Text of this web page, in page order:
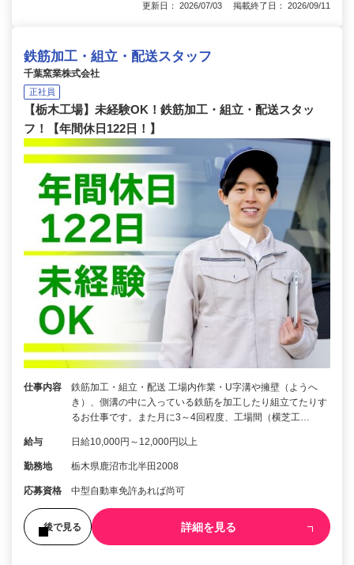
更新日： 2026/07/03 掲載終了日： 2026/09/11
鉄筋加工・組立・配送スタッフ
千葉窯業株式会社
正社員
【栃木工場】未経験OK！鉄筋加工・組立・配送スタッ
フ！【年間休日122日！】
仕事内容
鉄筋加工・組立・配送 工場内作業・U字溝や擁壁（ようへ
き）、側溝の中に入っている鉄筋を加工したり組立てたりす
るお仕事です。また月に3～4回程度、工場間（横芝工…
給与 日給10,000円～12,000円以上
勤務地 栃木県鹿沼市北半田2008
応募資格 中型自動車免許あれば尚可
後で見る 詳細を見る